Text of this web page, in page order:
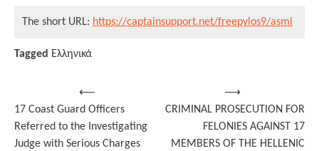
The short URL: https://captainsupport.net/freepylos9/asml
Tagged Ελληνικά
navigation
⟵
17 Coast Guard Officers
Referred to the Investigating
Judge with Serious Charges
CRIMINAL PROSECUTION FOR
FELONIES AGAINST 17
MEMBERS OF THE HELLENIC
⟶